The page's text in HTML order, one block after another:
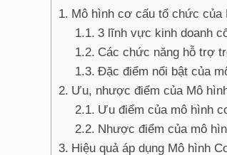
Mô hình cơ cấu tổ chức của
3 lĩnh vực kinh doanh
Các chức năng hỗ trợ
Đặc điểm nổi bật của
Ưu, nhược điểm của Mô
Ưu điểm của mô hình
Nhược điểm của mô
Hiệu quả áp dụng Mô hình